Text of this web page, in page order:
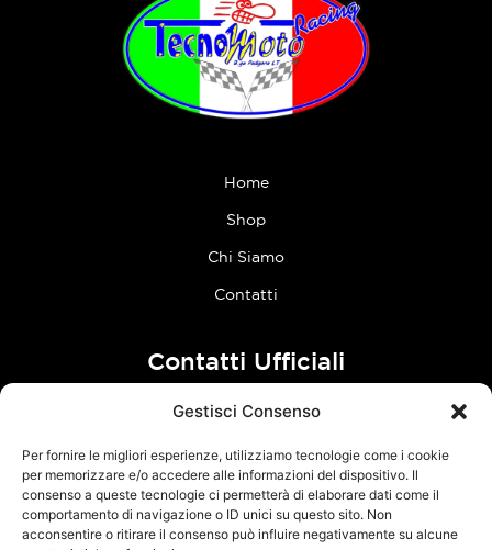
Gestisci Consenso
Per fornire le migliori esperienze, utilizziamo tecnologie come i cookie
per memorizzare e/o accedere alle informazioni del dispositivo. Il
consenso a queste tecnologie ci permetterà di elaborare dati come il
comportamento di navigazione o ID unici su questo sito. Non
acconsentire o ritirare il consenso può influire negativamente su alcune
Home
Shop
Chi Siamo
Contatti
Contatti Ufficiali
Follow Us
F
I